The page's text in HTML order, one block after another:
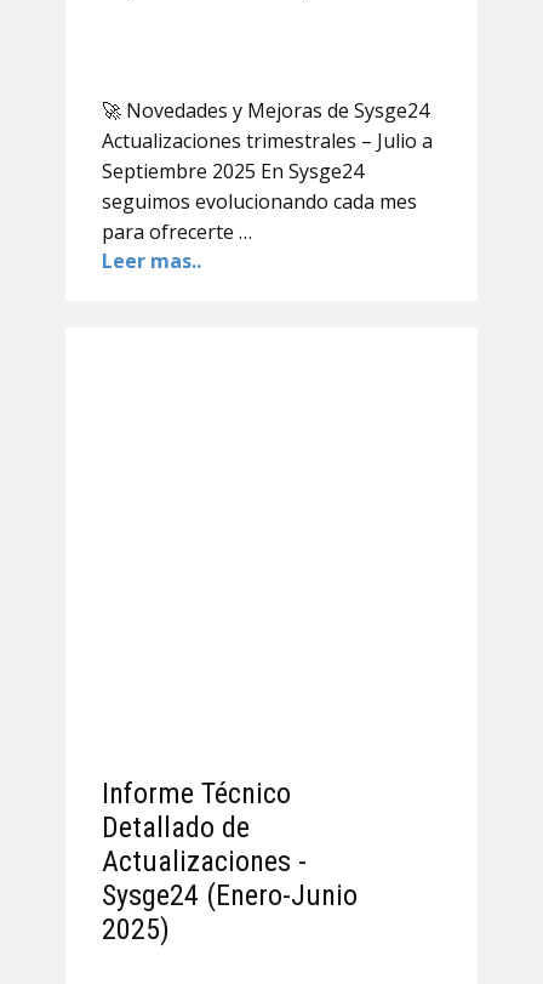
🚀 Novedades y Mejoras de Sysge24
Actualizaciones trimestrales – Julio a
Septiembre 2025 En Sysge24
seguimos evolucionando cada mes
para ofrecerte …
Leer mas..
Informe Técnico
Detallado de
Actualizaciones -
Sysge24 (Enero-Junio
2025)